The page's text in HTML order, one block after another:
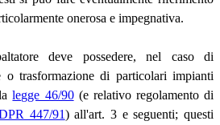
onerosa e impegnativa.
deve possedere, nel caso di
o trasformazione di particolari impianti
legge 46/90(e relativo regolamento di
447/91) all'art. 3 e seguenti; questi